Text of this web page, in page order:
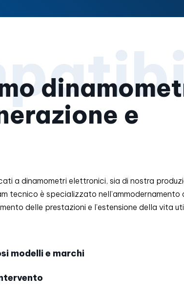
e
a dinamometri elettronici, sia di nostra
tecnico è specializzato nell’ammodernamento
delle prestazioni e l’estensione della vita
modelli e marchi